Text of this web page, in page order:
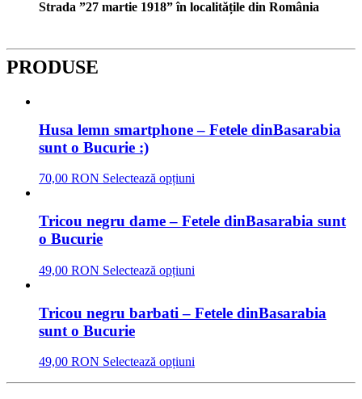
Strada ”27 martie 1918” în localitățile din România
PRODUSE
Husa lemn smartphone – Fetele dinBasarabia
sunt o Bucurie :)
70,00 RON Selectează opțiuni
Tricou negru dame – Fetele dinBasarabia sunt
o Bucurie
49,00 RON Selectează opțiuni
Tricou negru barbati – Fetele dinBasarabia
sunt o Bucurie
49,00 RON Selectează opțiuni